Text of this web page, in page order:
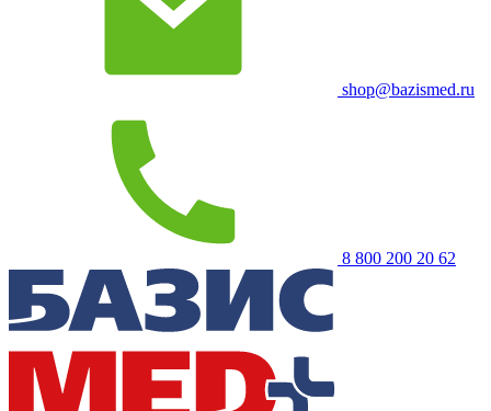
shop@bazismed.ru
8 800 200 20 62